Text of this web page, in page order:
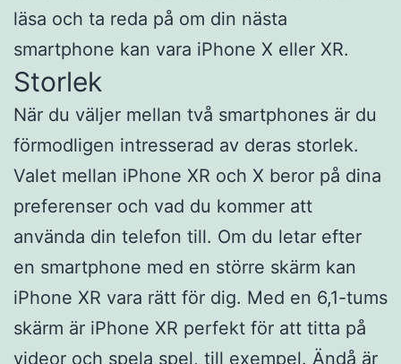
läsa och ta reda på om din nästa
smartphone kan vara iPhone X eller XR.
Storlek
När du väljer mellan två smartphones är du
förmodligen intresserad av deras storlek.
Valet mellan iPhone XR och X beror på dina
preferenser och vad du kommer att
använda din telefon till. Om du letar efter
en smartphone med en större skärm kan
iPhone XR vara rätt för dig. Med en 6,1-tums
skärm är iPhone XR perfekt för att titta på
videor och spela spel, till exempel. Ändå är